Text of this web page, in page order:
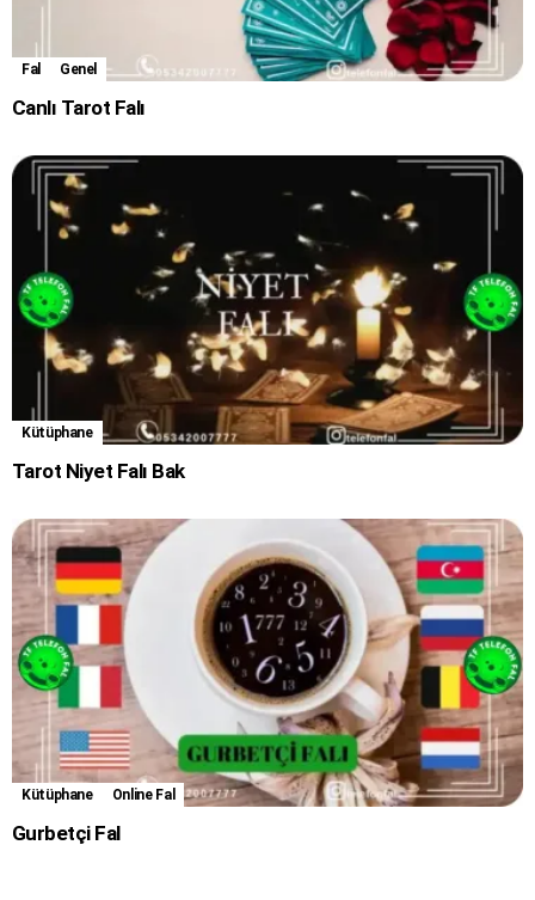
Fal Genel
Canlı Tarot Falı
Kütüphane
Tarot Niyet Falı Bak
Kütüphane Online Fal
Gurbetçi Fal